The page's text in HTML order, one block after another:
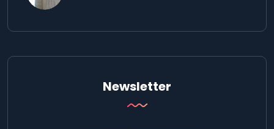
Newsletter